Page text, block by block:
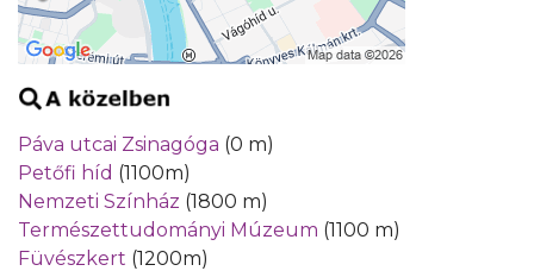
Páva utcai Zsinagóga (0 m)
Petőfi híd (1100m)
Nemzeti Színház (1800 m)
Természettudományi Múzeum (1100 m)
Füvészkert (1200m)